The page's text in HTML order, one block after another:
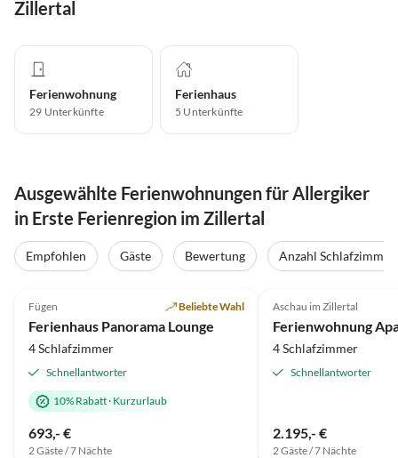
Zillertal
Ferienwohnung
29 Unterkünfte
Ferienhaus
5 Unterkünfte
Ausgewählte Ferienwohnungen für Allergiker
in Erste Ferienregion im Zillertal
Empfohlen Gäste Bewertung Anzahl Schlafzimmer
Tour
Super-Gastgeber
Fügen Beliebte Wahl
Ferienhaus Panorama Lounge
4 Schlafzimmer
Schnellantworter
10% Rabatt· Kurzurlaub
693,- €
2 Gäste / 7 Nächte
Aschau im Zillertal
4 Schlafzimmer
Schnellantworter
2.195,- €
2 Gäste / 7 Nächte